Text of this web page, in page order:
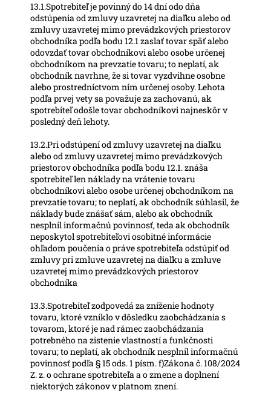
13.1.Spotrebiteľ je povinný do 14 dní odo dňa
odstúpenia od zmluvy uzavretej na diaľku alebo od
zmluvy uzavretej mimo prevádzkových priestorov
obchodníka podľa bodu 12.1 zaslať tovar späť alebo
odovzdať tovar obchodníkovi alebo osobe určenej
obchodníkom na prevzatie tovaru; to neplatí, ak
obchodník navrhne, že si tovar vyzdvihne osobne
alebo prostredníctvom ním určenej osoby. Lehota
podľa prvej vety sa považuje za zachovanú, ak
spotrebiteľ odošle tovar obchodníkovi najneskôr v
posledný deň lehoty.
13.2.Pri odstúpení od zmluvy uzavretej na diaľku
alebo od zmluvy uzavretej mimo prevádzkových
priestorov obchodníka podľa bodu 12.1. znáša
spotrebiteľ len náklady na vrátenie tovaru
obchodníkovi alebo osobe určenej obchodníkom na
prevzatie tovaru; to neplatí, ak obchodník súhlasil, že
náklady bude znášať sám, alebo ak obchodník
nesplnil informačnú povinnosť, teda ak obchodník
neposkytol spotrebiteľovi osobitné informácie
ohľadom poučenia o práve spotrebiteľa odstúpiť od
zmluvy pri zmluve uzavretej na diaľku a zmluve
uzavretej mimo prevádzkových priestorov
obchodníka
13.3.Spotrebiteľ zodpovedá za zníženie hodnoty
tovaru, ktoré vzniklo v dôsledku zaobchádzania s
tovarom, ktoré je nad rámec zaobchádzania
potrebného na zistenie vlastností a funkčnosti
tovaru; to neplatí, ak obchodník nesplnil informačnú
povinnosť podľa § 15 ods. 1 písm. f)Zákona č. 108/2024
Z. z. o ochrane spotrebiteľa a o zmene a doplnení
niektorých zákonov v platnom znení.